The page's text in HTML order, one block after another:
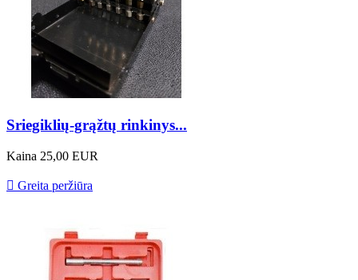
Sriegiklių-grąžtų rinkinys...
Kaina 25,00 EUR
 Greita peržiūra